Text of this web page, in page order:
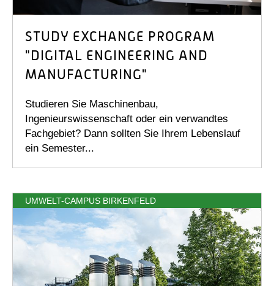
STUDY EXCHANGE PROGRAM
"DIGITAL ENGINEERING AND
MANUFACTURING"
Studieren Sie Maschinenbau,
Ingenieurswissenschaft oder ein verwandtes
Fachgebiet? Dann sollten Sie Ihrem Lebenslauf
ein Semester...
UMWELT-CAMPUS BIRKENFELD